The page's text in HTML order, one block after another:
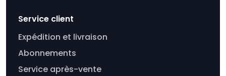
Service client
Expédition et livraison
Abonnements
Service après-vente